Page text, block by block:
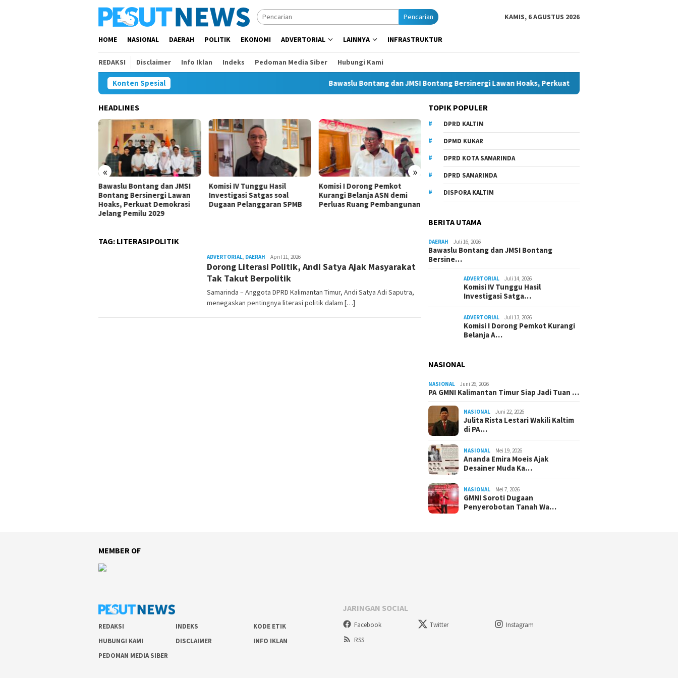
Pencarian KAMIS, 6 AGUSTUS 2026
HOME NASIONAL DAERAH POLITIK EKONOMI ADVERTORIAL LAINNYA INFRASTRUKTUR
REDAKSI Disclaimer Info Iklan Indeks Pedoman Media Siber Hubungi Kami
Konten Spesial Bawaslu Bontang dan JMSI Bontang Bersinergi Lawan Hoaks, Perkuat Demokrasi Jelang Pemilu 2029
HEADLINES
« »
Bawaslu Bontang dan JMSI
Bontang Bersinergi Lawan
Hoaks, Perkuat Demokrasi
Jelang Pemilu 2029
Komisi IV Tunggu Hasil
Investigasi Satgas soal
Dugaan Pelanggaran SPMB
Komisi I Dorong Pemkot
Kurangi Belanja ASN demi
Perluas Ruang Pembangunan
Beasiswa Daerah Belum Ada,
Anhar Minta Pemkot
Samarinda Beri Perhatian
TAG: LITERASIPOLITIK
ADVERTORIAL, DAERAH Admin
Pesut
April 11, 2026
Dorong Literasi Politik, Andi Satya Ajak Masyarakat
Tak Takut Berpolitik
Samarinda – Anggota DPRD Kalimantan Timur, Andi Satya Adi Saputra,
menegaskan pentingnya literasi politik dalam […]
TOPIK POPULER
DPRD KALTIM
DPMD KUKAR
DPRD KOTA SAMARINDA
DPRD SAMARINDA
DISPORA KALTIM
BERITA UTAMA
DAERAH Juli 16, 2026
Bawaslu Bontang dan JMSI Bontang
Bersine…
ADVERTORIAL Juli 14, 2026
Komisi IV Tunggu Hasil
Investigasi Satga…
ADVERTORIAL Juli 13, 2026
Komisi I Dorong Pemkot Kurangi
Belanja A…
NASIONAL
NASIONAL Juni 26, 2026
PA GMNI Kalimantan Timur Siap Jadi Tuan …
NASIONAL Juni 22, 2026
Julita Rista Lestari Wakili Kaltim
di PA…
NASIONAL Mei 19, 2026
Ananda Emira Moeis Ajak
Desainer Muda Ka…
NASIONAL Mei 7, 2026
GMNI Soroti Dugaan
Penyerobotan Tanah Wa…
MEMBER OF
REDAKSI INDEKS
KODE ETIK
HUBUNGI KAMI
DISCLAIMER
INFO IKLAN
PEDOMAN MEDIA SIBER
JARINGAN SOCIAL
Facebook Twitter
Instagram
RSS